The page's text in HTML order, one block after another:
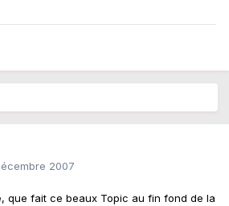
2007
que fait ce beaux Topic au fin fond de la